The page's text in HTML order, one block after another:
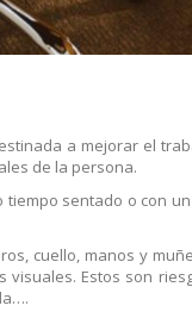
a mejorar el
de la persona.
sentado o con
cuello, manos y
Estos son